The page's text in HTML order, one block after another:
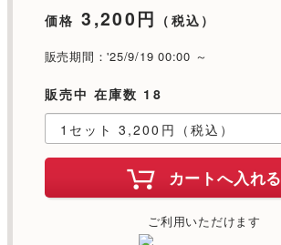
価格 3,200円 （税込）
販売期間：'25/9/19 00:00 ～
販売中 在庫数 18
カートへ入れる
ご利用いただけます